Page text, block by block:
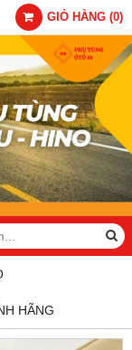
GIỎ HÀNG (0)
HÃNG